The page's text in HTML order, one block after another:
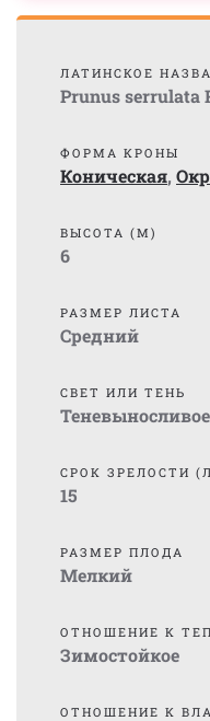
ЛАТИНСКОЕ
Prunus serrulata
ФОРМА КРОНЫ
Коническая,
ВЫСОТА (М)
6
РАЗМЕР ЛИСТА
Средний
СВЕТ ИЛИ ТЕНЬ
Теневыносливое
СРОК ЗРЕЛОСТИ
15
РАЗМЕР ПЛОДА
Мелкий
ОТНОШЕНИЕ К
Зимостойкое
ОТНОШЕНИЕ К